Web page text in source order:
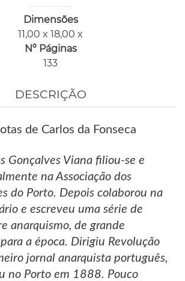
Dimensões
11,00 x 18,00 x
Nº Páginas
133
DESCRIÇÃO
de Carlos da Fonseca
Gonçalves Viana filiou-se e
na Associação dos
do Porto. Depois colaborou na
e escreveu uma série de
anarquismo, de grande
a época. Dirigiu Revolução
jornal anarquista português,
no Porto em 1888. Pouco